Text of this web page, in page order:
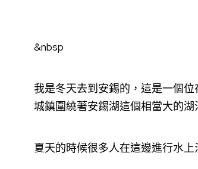
&nbsp
我是冬天去到安錫的，這是一個
城鎮圍繞著安錫湖這個相當大的湖
夏天的時候很多人在這邊進行水